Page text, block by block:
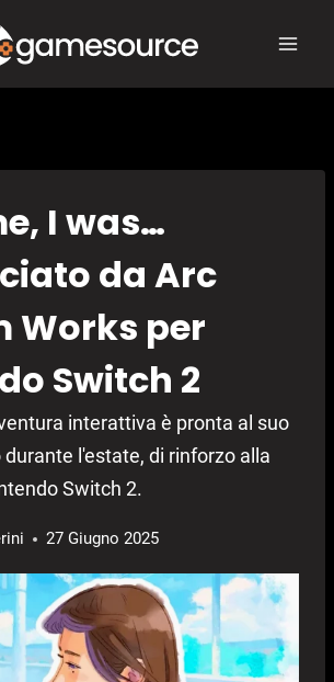
I was…
da Arc
Works per
Switch 2
interattiva è pronta al suo
l'estate, di rinforzo alla
Switch 2.
27 Giugno 2025